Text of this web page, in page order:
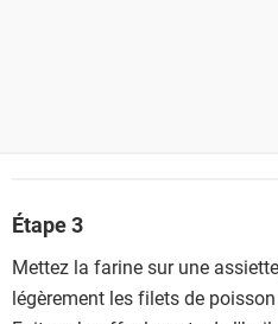
Étape 3
Mettez la farine sur une
légèrement les filets de